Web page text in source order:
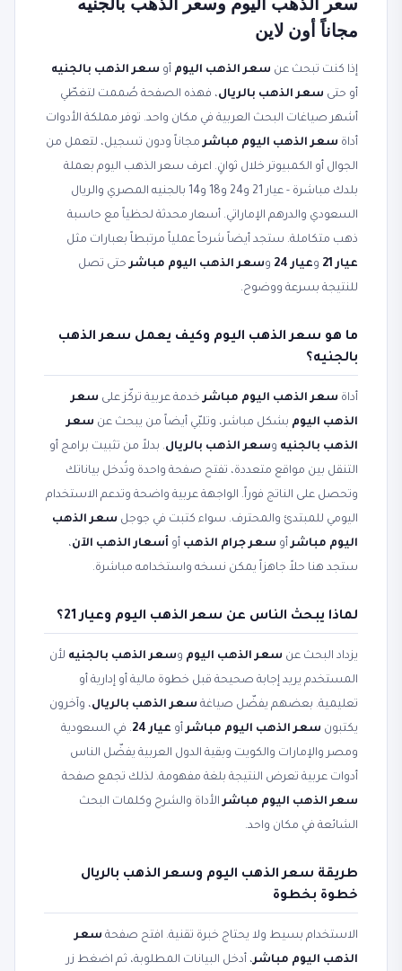
مجاناً أون لاين
إذا كنت تبحث عن سعر الذهب اليوم أو سعر الذهب بالجنيه
أو حتى سعر الذهب بالريال، فهذه الصفحة صُممت لتغطّي
أشهر صياغات البحث العربية في مكان واحد. توفر مملكة الأدوات
أداة سعر الذهب اليوم مباشرمجاناً ودون تسجيل، لتعمل من
الجوال أو الكمبيوتر خلال ثوانٍ. اعرف سعر الذهب اليوم بعملة
بلدك مباشرة - عيار 21 و24 و18 و14 بالجنيه المصري والريال
السعودي والدرهم الإماراتي. أسعار محدثة لحظياً مع حاسبة
ذهب متكاملة. ستجد أيضاً شرحاً عملياً مرتبطاً بعبارات مثل
عيار 21
وعيار 24 وسعر الذهب اليوم مباشرحتى تصل
للنتيجة بسرعة ووضوح.
ما هو سعر الذهب اليوم وكيف يعمل سعر الذهب
بالجنيه؟
أداة سعر الذهب اليوم مباشرخدمة عربية تركّز على سعر
الذهب اليوم بشكل مباشر، وتلبّي أيضاً من يبحث عن سعر
الذهب بالجنيه وسعر الذهب بالريال. بدلاً من تثبيت برامج أو
التنقل بين مواقع متعددة، تفتح صفحة واحدة وتُدخل بياناتك
وتحصل على الناتج فوراً. الواجهة عربية واضحة وتدعم الاستخدام
اليومي للمبتدئ والمحترف. سواء كتبت في جوجل سعر الذهب
اليوم مباشرأو سعر جرام الذهب أو أسعار الذهب الآن،
ستجد هنا حلاً جاهزاً يمكن نسخه واستخدامه مباشرة.
لماذا يبحث الناس عن سعر الذهب اليوم وعيار 21؟
يزداد البحث عن سعر الذهب اليوم وسعر الذهب بالجنيه لأن
المستخدم يريد إجابة صحيحة قبل خطوة مالية أو إدارية أو
تعليمية. بعضهم يفضّل صياغة سعر الذهب بالريال، وآخرون
يكتبون سعر الذهب اليوم مباشرأو عيار 24
. في السعودية
ومصر والإمارات والكويت وبقية الدول العربية يفضّل الناس
أدوات عربية تعرض النتيجة بلغة مفهومة. لذلك تجمع صفحة
سعر الذهب اليوم مباشرالأداة والشرح وكلمات البحث
الشائعة في مكان واحد.
طريقة سعر الذهب اليوم وسعر الذهب بالريال
خطوة بخطوة
الاستخدام بسيط ولا يحتاج خبرة تقنية. افتح صفحة سعر
الذهب اليوم مباشر، أدخل البيانات المطلوبة، ثم اضغط زر